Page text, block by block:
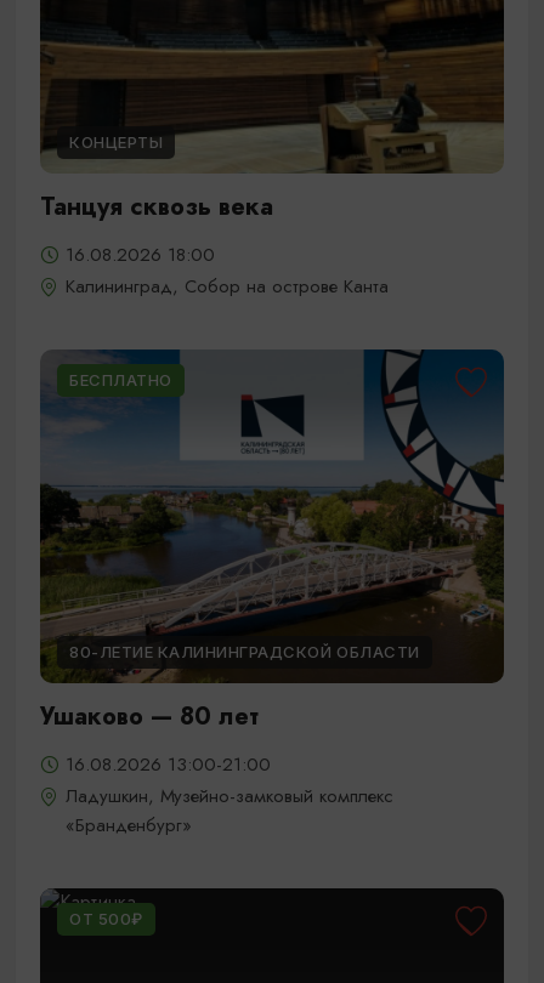
КОНЦЕРТЫ
Танцуя сквозь века
16.08.2026 18:00
Калининград, Собор на острове Канта
БЕСПЛАТНО
80-ЛЕТИЕ КАЛИНИНГРАДСКОЙ ОБЛАСТИ
Ушаково — 80 лет
16.08.2026 13:00-21:00
Ладушкин, Музейно-замковый комплекс
«Бранденбург»
ОТ 500₽